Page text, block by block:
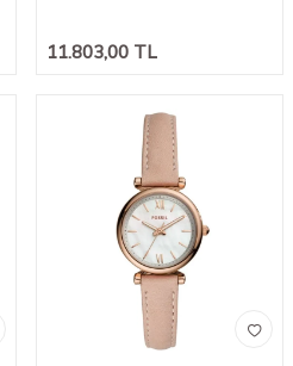
11.803,00 TL